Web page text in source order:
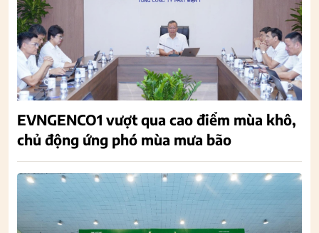
EVNGENCO1 vượt qua cao điểm mùa khô,
chủ động ứng phó mùa mưa bão